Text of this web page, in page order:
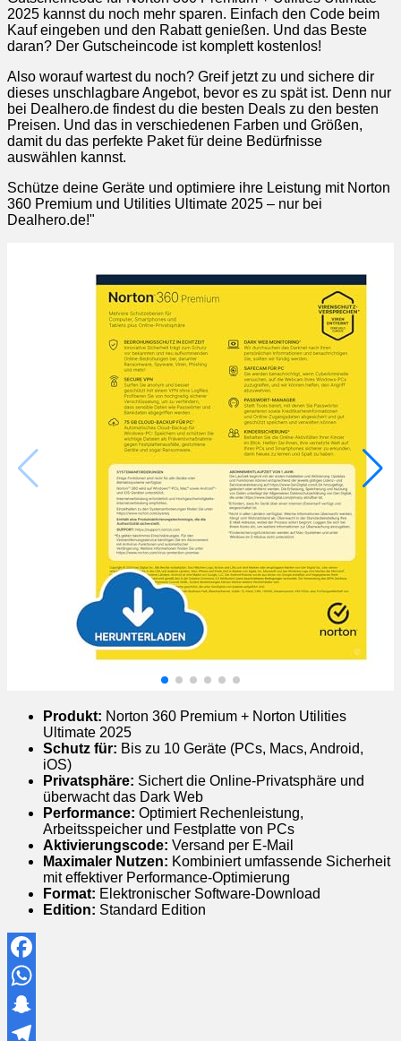
2025 kannst du noch mehr sparen. Einfach den Code beim
Kauf eingeben und den Rabatt genießen. Und das Beste
daran? Der Gutscheincode ist komplett kostenlos!
Also worauf wartest du noch? Greif jetzt zu und sichere dir
dieses unschlagbare Angebot, bevor es zu spät ist. Denn nur
bei Dealhero.de findest du die besten Deals zu den besten
Preisen. Und das in verschiedenen Farben und Größen,
damit du das perfekte Paket für deine Bedürfnisse
auswählen kannst.
Schütze deine Geräte und optimiere ihre Leistung mit Norton
360 Premium und Utilities Ultimate 2025 – nur bei
Dealhero.de!"
Produkt: Norton 360 Premium + Norton Utilities
Ultimate 2025
Schutz für: Bis zu 10 Geräte (PCs, Macs, Android,
iOS)
Privatsphäre: Sichert die Online-Privatsphäre und
überwacht das Dark Web
Performance: Optimiert Rechenleistung,
Arbeitsspeicher und Festplatte von PCs
Aktivierungscode: Versand per E-Mail
Maximaler Nutzen: Kombiniert umfassende Sicherheit
mit effektiver Performance-Optimierung
Format: Elektronischer Software-Download
Edition: Standard Edition
Facebook
WhatsApp
Snapchat